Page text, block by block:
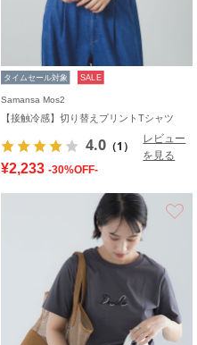
タイムセール対象 SALE
Samansa Mos2
【接触冷感】切り替えプリントTシャツ
4.0 （1）
レビュー
を見る
¥2,233 -30%OFF-